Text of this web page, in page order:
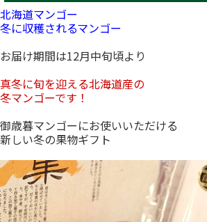
北海道マンゴー
冬に収穫されるマンゴー
お届け期間は12月中旬頃より
真冬に旬を迎える北海道産の
冬マンゴーです！
御歳暮マンゴーにお使いいただける
新しい冬の果物ギフト